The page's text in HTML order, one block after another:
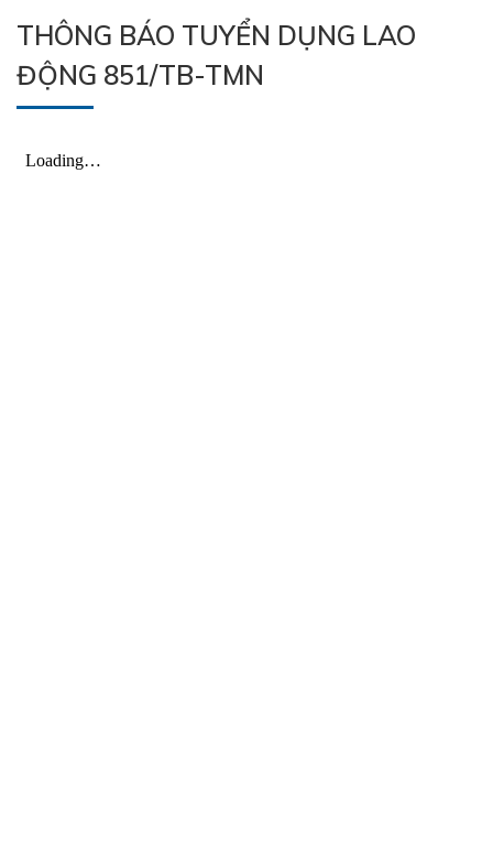
THÔNG BÁO TUYỂN DỤNG LAO
ĐỘNG 851/TB-TMN